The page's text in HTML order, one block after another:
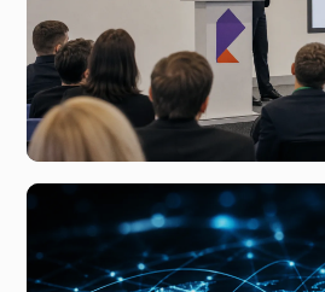
вчера, 01:43
Что скрывается за новым
технологий от Ростелекома и